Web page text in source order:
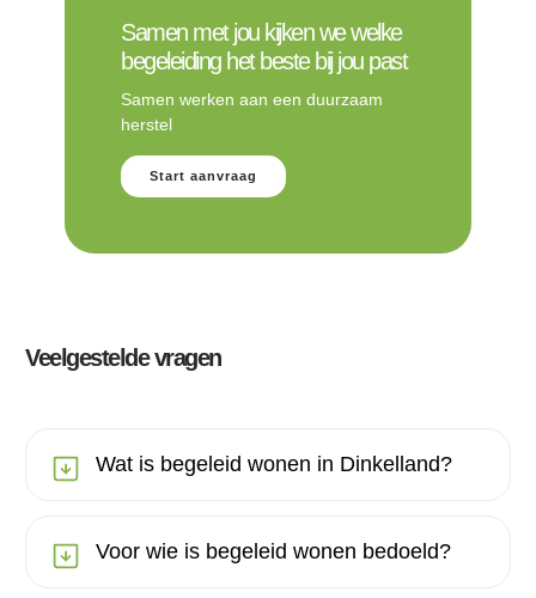
Samen met jou kijken we welke
begeleiding het beste bij jou past
Samen werken aan een duurzaam
herstel
Start aanvraag
Veelgestelde vragen
Wat is begeleid wonen in Dinkelland?
Voor wie is begeleid wonen bedoeld?